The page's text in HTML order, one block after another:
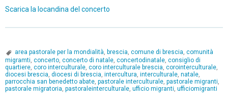
Scarica la locandina del concerto
area pastorale per la mondialità, brescia, comune di brescia, comunità
migramti, concerto, concerto di natale, concertodinatale, consiglio di
quartiere, coro interculturale, coro interculturale brescia, corointerculturale,
diocesi brescia, diocesi di brescia, intercultura, interculturale, natale,
parrocchia san benedetto abate, pastorale interculturale, pastorale migranti,
pastorale migratoria, pastoraleinterculturale, ufficio migranti, ufficiomigranti